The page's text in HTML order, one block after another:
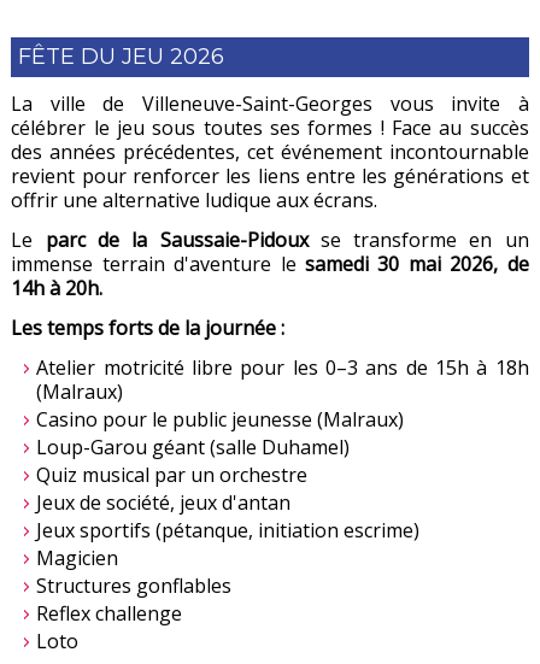
FÊTE DU JEU 2026
La ville de Villeneuve-Saint-Georges vous invite à
célébrer le jeu sous toutes ses formes ! Face au succès
des années précédentes, cet événement incontournable
revient pour renforcer les liens entre les générations et
offrir une alternative ludique aux écrans.
Le parc de la Saussaie-Pidouxse transforme en un
immense terrain d'aventure le samedi 30 mai 2026, de
14h à 20h.
Les temps forts de la journée :
Atelier motricité libre pour les 0–3 ans de 15h à 18h
(Malraux)
Casino pour le public jeunesse (Malraux)
Loup-Garou géant (salle Duhamel)
Quiz musical par un orchestre
Jeux de société, jeux d'antan
Jeux sportifs (pétanque, initiation escrime)
Magicien
Structures gonflables
Reflex challenge
Loto